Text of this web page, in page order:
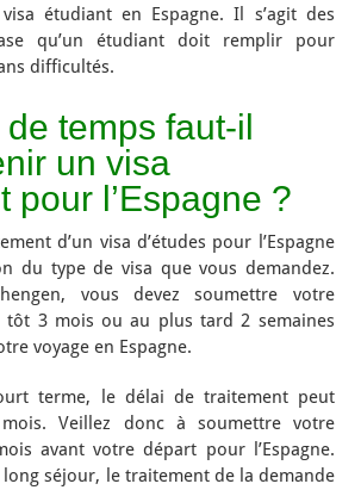
étudiant en Espagne. Il s’agit des
qu’un étudiant doit remplir pour
difficultés.
temps faut-il
un visa
pour l’Espagne ?
d’un visa d’études pour l’Espagne
du type de visa que vous demandez.
vous devez soumettre votre
tôt 3 mois ou au plus tard 2 semaines
voyage en Espagne.
terme, le délai de traitement peut
Veillez donc à soumettre votre
avant votre départ pour l’Espagne.
séjour, le traitement de la demande